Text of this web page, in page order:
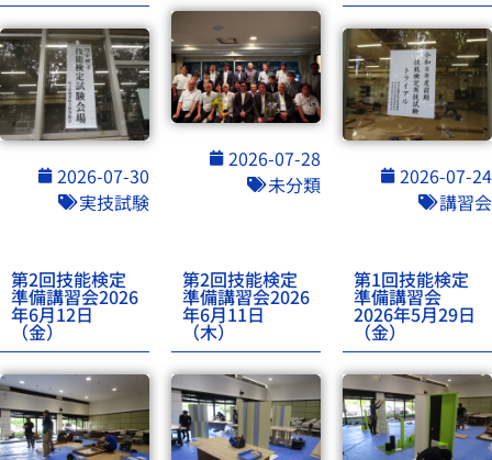
2026-07-30
実技試験
2026-07-28
未分類
2026-07-24
講習会
第2回技能検定
準備講習会2026
年6月12日
（金）
第2回技能検定
準備講習会2026
年6月11日
（木）
第1回技能検定
準備講習会
2026年5月29日
（金）